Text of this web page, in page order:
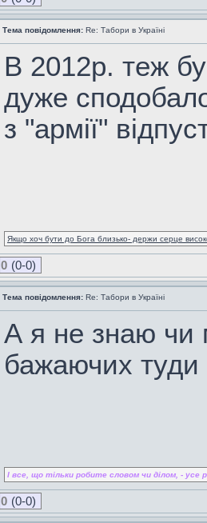
Тема повідомлення: Re: Табори в Україні
В 2012р. теж
дуже
з "армії"
Якщо хоч бути до Бога близько- держи серце
0 (0-0)
Тема повідомлення: Re: Табори в Україні
А я не знаю чи
бажаючих туди
І все, що тільки робите словом чи ділом, - усе
0 (0-0)